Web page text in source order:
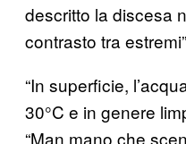
descritto la discesa
contrasto tra
“In superficie,
30°C e in genere
“Man mano che